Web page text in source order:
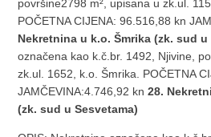
površine2798 m², upisana u zk.ul.
POČETNA CIJENA: 96.516,88 kn
Nekretnina u k.o. Šmrika (zk. sud u
označena kao k.č.br. 1492, Njivine,
zk.ul. 1652, k.o. Šmrika. POČETNA
JAMČEVINA:4.746,92 kn28.
(zk. sud u Sesvetama)